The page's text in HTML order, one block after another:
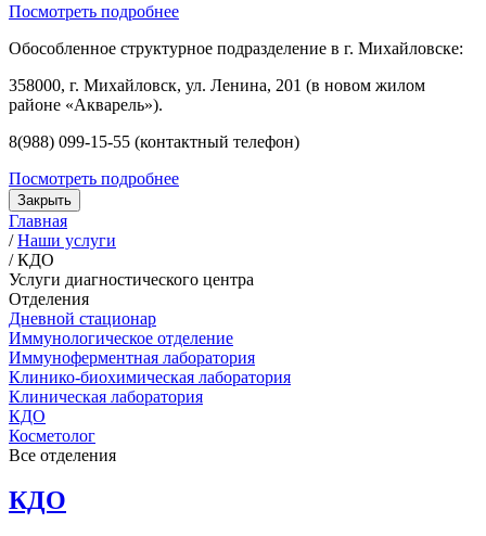
Посмотреть подробнее
Обособленное структурное подразделение в г. Михайловске:
358000, г. Михайловск, ул. Ленина, 201 (в новом жилом
районе «Акварель»).
8(988) 099-15-55 (контактный телефон)
Посмотреть подробнее
Закрыть
Главная
/ Наши услуги
/ КДО
Услуги диагностического центра
Отделения
Дневной стационар
Иммунологическое отделение
Иммуноферментная лаборатория
Клинико-биохимическая лаборатория
Клиническая лаборатория
КДО
Косметолог
Все отделения
КДО